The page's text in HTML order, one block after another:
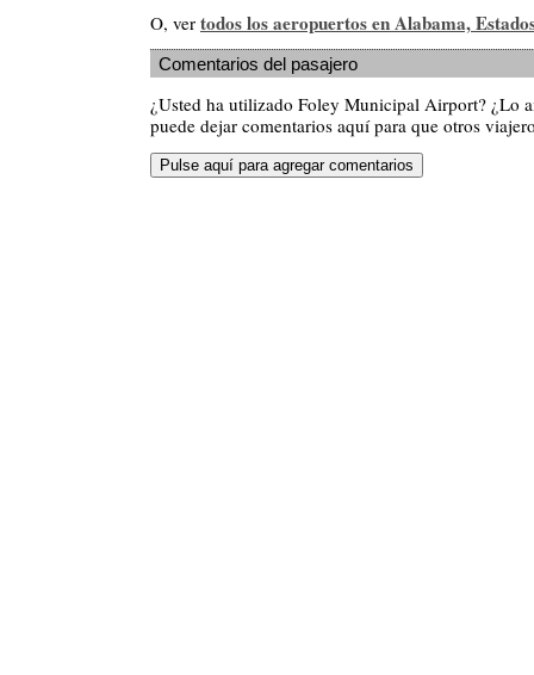
O, ver todos los aeropuertos en Alabama,
Comentarios del pasajero
¿Usted ha utilizado Foley Municipal Airport? ¿Lo
puede dejar comentarios aquí para que otros